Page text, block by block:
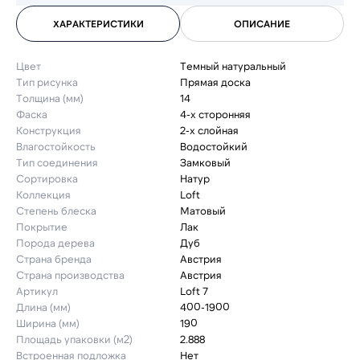
ХАРАКТЕРИСТИКИ ОПИСАНИЕ
Цвет
Темный натуральный
Тип рисунка
Прямая доска
Толщина (мм)
14
Фаска
4-х сторонняя
Конструкция
2-х слойная
Влагостойкость
Водостойкий
Тип соединения
Замковый
Сортировка
Натур
Коллекция
Loft
Степень блеска
Матовый
Покрытие
Лак
Порода дерева
Дуб
Страна бренда
Австрия
Страна производства
Австрия
Артикул
Loft 7
Длина (мм)
400-1900
Ширина (мм)
190
Площадь упаковки (м2)
2.888
Встроенная подложка
Нет